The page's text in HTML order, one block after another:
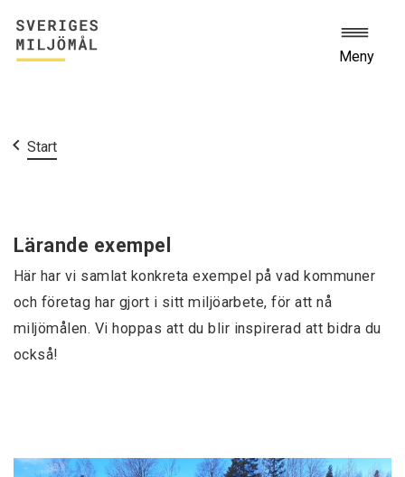
Meny
Start
Lärande exempel
Här har vi samlat konkreta exempel på vad kommuner
och företag har gjort i sitt miljöarbete, för att nå
miljömålen. Vi hoppas att du blir inspirerad att bidra du
också!